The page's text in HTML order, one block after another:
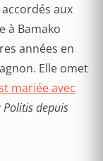
aux
à Bamako
années en
Elle omet
mariée avec
depuis